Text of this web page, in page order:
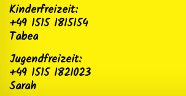
Kinderfreizeit:
+49 1515 1815154
Tabea
Jugendfreizeit:
+49 1515 1821023
Sarah